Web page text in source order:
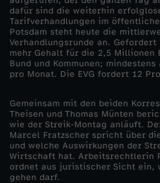
S
t
r
e
i
k
dafür sind die weiterhin
Tarifverhandlungen im
Potsdam steht heute die
Verhandlungsrunde an.
mehr Gehalt für die 2,5 Millionen
Bund und Kommunen;
pro Monat. Die EVG fordert 12
Gemeinsam mit den beiden
Theisen und Thomas Münten
wie der Streik-Montag anläuft.
Marcel Fratzscher spricht über
und welche Auswirkungen der
Wirtschaft hat. Arbeitsrechtlerin
ordnet aus juristischer Sicht ein,
gehen darf.